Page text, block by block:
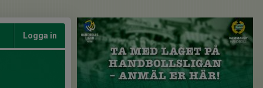
Logga in